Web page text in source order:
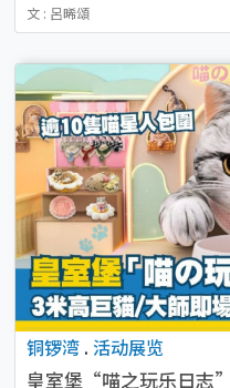
文 : 呂晞頌
铜锣湾 . 活动展览
皇室堡“喵之玩乐日志